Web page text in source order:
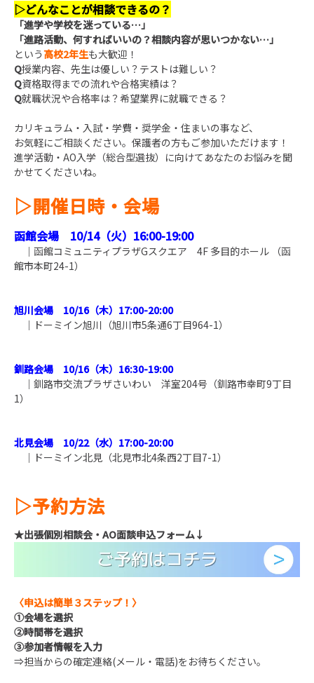
▷どんなことが相談できるの？
「進学や学校を迷っている…」
「進路活動、何すればいいの？相談内容が思いつかない…」
という高校2年生も大歓迎！
Q授業内容、先生は優しい？テストは難しい？
Q資格取得までの流れや合格実績は？
Q就職状況や合格率は？希望業界に就職できる？
カリキュラム・入試・学費・奨学金・住まいの事など、
お気軽にご相談ください。保護者の方もご参加いただけます！
進学活動・AO入学（総合型選抜）に向けてあなたのお悩みを聞
かせてくださいね。
▷開催日時・会場
函館会場 10/14（火）16:00-19:00
｜函館コミュニティプラザGスクエア 4F 多目的ホール （函
館市本町24-1）
旭川会場 10/16（木）17:00-20:00
｜ドーミイン旭川（旭川市5条通6丁目964-1）
釧路会場 10/16（木）16:30-19:00
｜釧路市交流プラザさいわい 洋室204号（釧路市幸町9丁目
1）
北見会場 10/22（水）17:00-20:00
｜ドーミイン北見 （北見市北4条西2丁目7-1）
▷予約方法
★出張個別相談会・ AO面談申込フォーム↓
〈申込は簡単３ステップ！〉
①会場を選択
②時間帯を選択
③参加者情報を入力
⇒担当からの確定連絡(メール・電話)をお待ちください。